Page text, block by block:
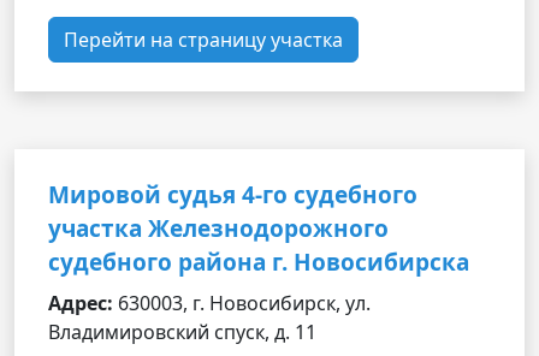
Перейти на страницу участка
Мировой судья 4-го судебного
участка Железнодорожного
судебного района г. Новосибирска
Адрес: 630003, г. Новосибирск, ул.
Владимировский спуск, д. 11